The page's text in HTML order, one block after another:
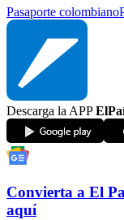
Pasaporte colombiano
Descarga la APP
Convierta a El
aquí